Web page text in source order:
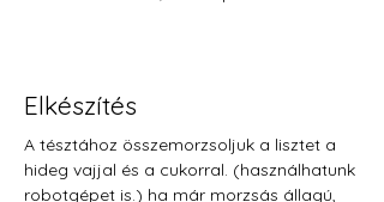
Elkészítés
A tésztához összemorzsoljuk a lisztet a
hideg vajjal és a cukorral. (használhatunk
robotgépet is.) ha már morzsás állagú,